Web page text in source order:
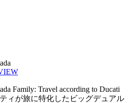
Family: Travel according to Ducati
ィが旅に特化したビッグデュアル